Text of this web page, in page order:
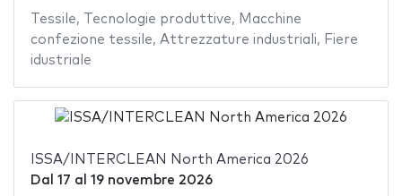
Tessile, Tecnologie produttive, Macchine
confezione tessile, Attrezzature industriali, Fiere
idustriale
ISSA/INTERCLEAN North America 2026
Dal 17 al 19 novembre 2026